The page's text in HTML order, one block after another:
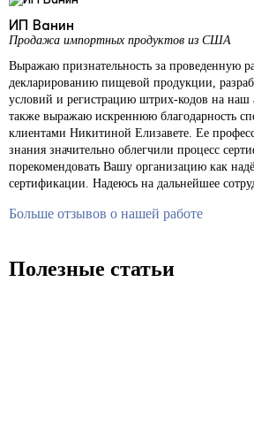
ИП Ванин
Продажа импортных продуктов из США
Выражаю признательность за проведенную
декларированию пищевой продукции,
условий и регистрацию штрих-кодов на наш
также выражаю искреннюю благодарность
клиентами Никитиной Елизавете. Ее
знания значительно облегчили процесс
порекомендовать Вашу организацию как
сертификации. Надеюсь на дальнейшее
Больше отзывов о нашей работе
Полезные статьи